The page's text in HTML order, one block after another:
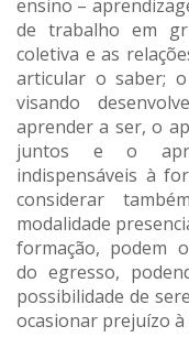
ensino –
de trabalho em
coletiva e as
articular o saber;
visando
aprender a ser, o
juntos e o
indispensáveis à
considerar
modalidade
formação, podem
do egresso,
possibilidade de
ocasionar prejuízo à